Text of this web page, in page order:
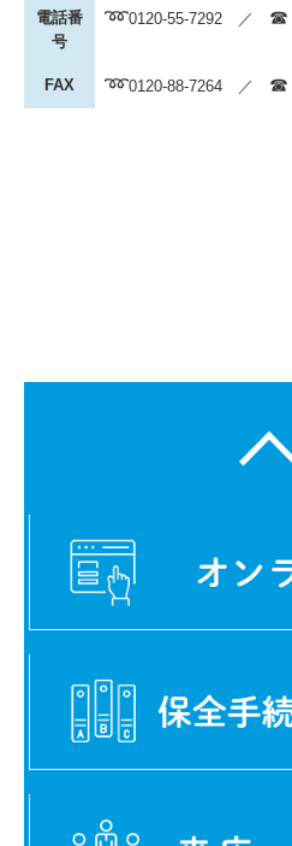
電話番
号
➿0120-55-7292 ／ ☎
FAX ➿0120-88-7264 ／ ☎